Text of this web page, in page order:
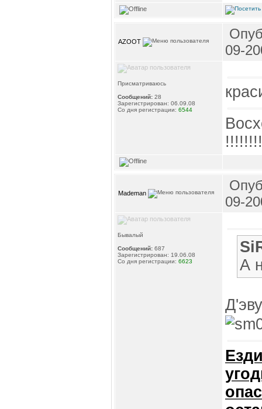
AZOOT
09-
Присматриваюсь
Сообщений: 28
Зарегистрирован: 06.09.08
Со дня регистрации: 6544
Mademan
09-
Бывалый
Сообщений: 687
Зарегистрирован: 19.06.08
Со дня регистрации: 6623
А